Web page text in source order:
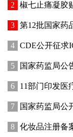
椒七止痛凝胶
第12批国家药
CDE公开征求ICH《
国家药监局公
11部门印发医
国家药监局公开征求
化妆品注册备